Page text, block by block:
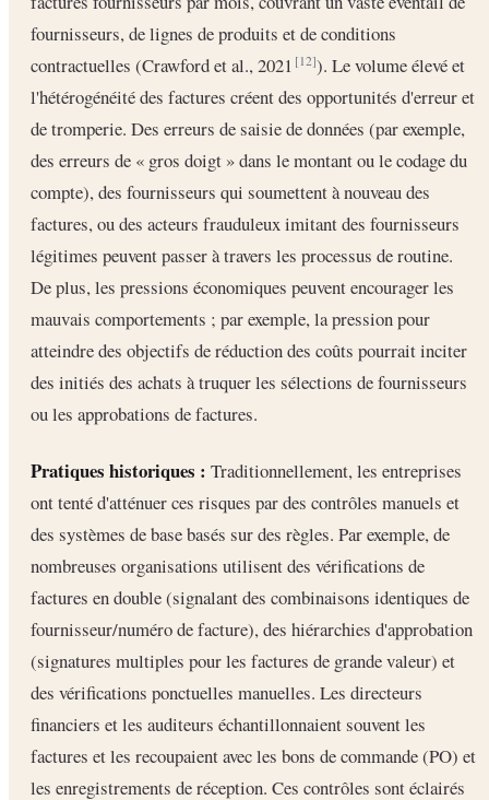
fournisseurs, de lignes de produits et de conditions
contractuelles (Crawford et al., 2021[12]). Le volume élevé et
l'hétérogénéité des factures créent des opportunités d'erreur et
de tromperie. Des erreurs de saisie de données (par exemple,
des erreurs de « gros doigt » dans le montant ou le codage du
compte), des fournisseurs qui soumettent à nouveau des
factures, ou des acteurs frauduleux imitant des fournisseurs
légitimes peuvent passer à travers les processus de routine.
De plus, les pressions économiques peuvent encourager les
mauvais comportements ; par exemple, la pression pour
atteindre des objectifs de réduction des coûts pourrait inciter
des initiés des achats à truquer les sélections de fournisseurs
ou les approbations de factures.
Pratiques historiques : Traditionnellement, les entreprises
ont tenté d'atténuer ces risques par des contrôles manuels et
des systèmes de base basés sur des règles. Par exemple, de
nombreuses organisations utilisent des vérifications de
factures en double (signalant des combinaisons identiques de
fournisseur/numéro de facture), des hiérarchies d'approbation
(signatures multiples pour les factures de grande valeur) et
des vérifications ponctuelles manuelles. Les directeurs
financiers et les auditeurs échantillonnaient souvent les
factures et les recoupaient avec les bons de commande (PO) et
les enregistrements de réception. Ces contrôles sont éclairés